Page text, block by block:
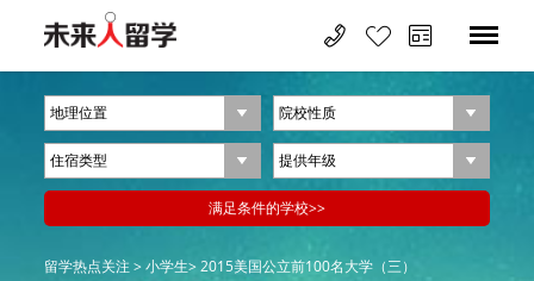
留学热点关注 >小学生>2015美国公立前100名大学（三）